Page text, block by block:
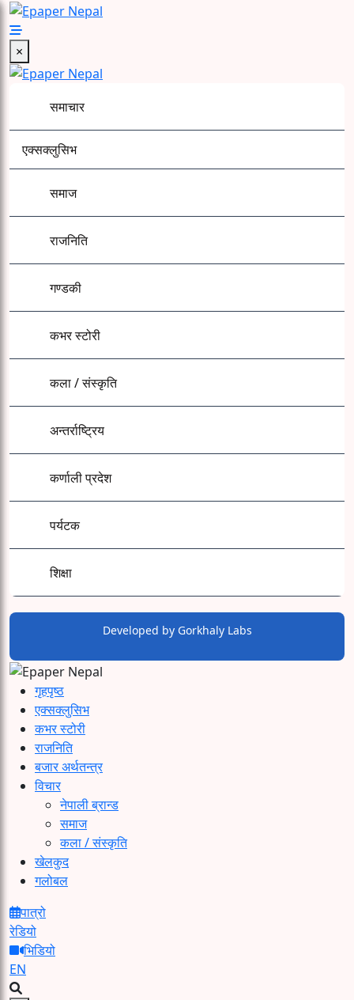
Skip
to
content
Epaper Nepal
×
समाचार
एक्सक्लुसिभ
समाज
राजनिति
गण्डकी
कभर स्टोरी
कला / संस्कृति
अन्तर्राष्ट्रिय
कर्णाली प्रदेश
पर्यटक
शिक्षा
Developed by Gorkhaly Labs
गृहपृष्ठ
एक्सक्लुसिभ
कभर स्टोरी
राजनिति
बजार अर्थतन्त्र
विचार
नेपाली ब्रान्ड
समाज
कला / संस्कृति
खेलकुद
गलोबल
पात्रो
रेडियो
भिडियो
EN